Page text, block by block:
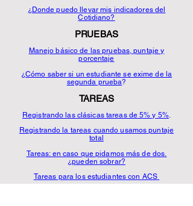
¿Donde puedo llevar mis indicadores del
Cotidiano?
PRUEBAS
Manejo básico de las pruebas, puntaje y
porcentaje
¿Cómo saber si un estudiante se exime de la
segunda prueba?
TAREAS
Registrando las clásicas tareas de 5% y 5%.
Registrando la tareas cuando usamos puntaje
total
Tareas: en caso que pidamos más de dos.
¿pueden sobrar?
Tareas para los estudiantes con ACS